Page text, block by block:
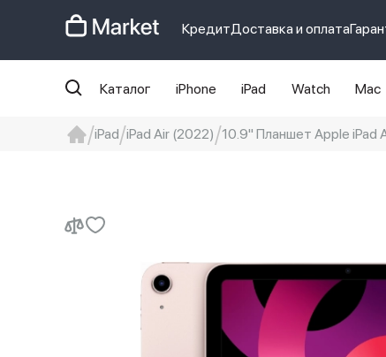
КредитДоставка и оплата
Каталог iPhone iPad Watch Mac
iPad iPad Air (2022) 10.9" Планшет Apple iPad